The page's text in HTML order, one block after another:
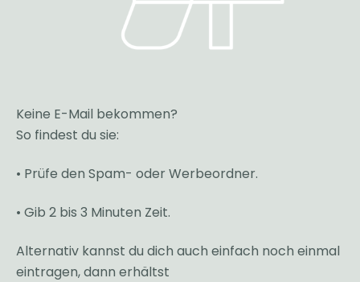
Keine E-Mail bekommen?
So findest du sie:
• Prüfe den Spam- oder Werbeordner.
• Gib 2 bis 3 Minuten Zeit.
Alternativ kannst du dich auch einfach noch einmal
eintragen, dann erhältst